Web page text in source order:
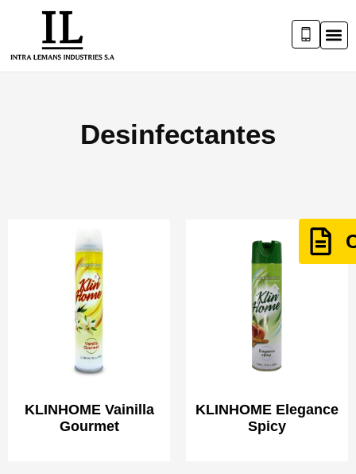
Desinfectantes
KLINHOME Vainilla
Gourmet
KLINHOME Elegance
Spicy